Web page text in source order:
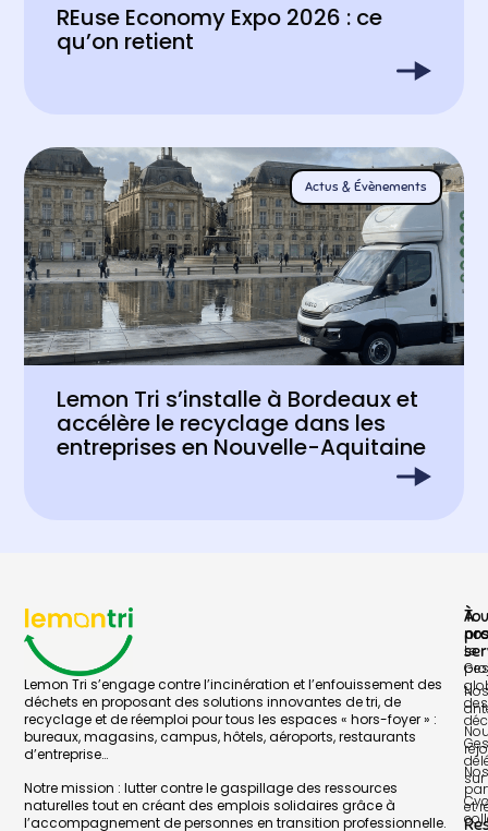
REuse Economy Expo 2026 : ce
qu’on retient
Actus & Évènements
Lemon Tri s’installe à Bordeaux et
accélère le recyclage dans les
entreprises en Nouvelle-Aquitaine
Lemon Tri s’engage contre l’incinération et l’enfouissement des
déchets en proposant des solutions innovantes de tri, de
recyclage et de réemploi pour tous les espaces « hors-foyer » :
bureaux, magasins, campus, hôtels, aéroports, restaurants
d’entreprise…
Notre mission : lutter contre le gaspillage des ressources
naturelles tout en créant des emplois solidaires grâce à
l’accompagnement de personnes en transition professionnelle.
À
Le
Nos
Nos
et
nos
des
sur